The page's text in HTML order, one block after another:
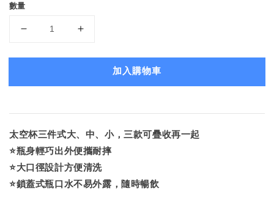
數量
加入購物車
太空杯三件式大、中、小，三款可疊收再一起
⭐️瓶身輕巧出外便攜耐摔
⭐️大口徑設計方便清洗
⭐️鎖蓋式瓶口水不易外露，隨時暢飲